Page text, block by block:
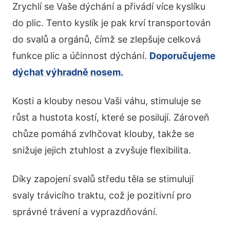
Zrychlí se Vaše dýchání a přivádí více kyslíku
do plic. Tento kyslík je pak krví transportován
do svalů a orgánů, čímž se zlepšuje celková
funkce plic a účinnost dýchání. Doporučujeme
dýchat výhradně nosem.
Kosti a klouby nesou Vaši váhu, stimuluje se
růst a hustota kostí, které se posilují. Zároveň
chůze pomáhá zvlhčovat klouby, takže se
snižuje jejich ztuhlost a zvyšuje flexibilita.
Díky zapojení svalů středu těla se stimulují
svaly trávicího traktu, což je pozitivní pro
správné trávení a vyprazdňování.